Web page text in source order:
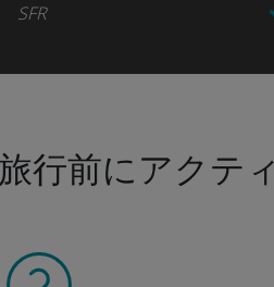
SFR
行前にアクテ